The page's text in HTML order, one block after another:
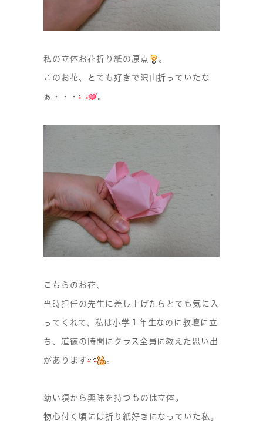
私の立体お花折り紙の原点 。
このお花、とても好きで沢山折っていたな
ぁ・・・ 。
こちらのお花、
当時担任の先生に差し上げたらとても気に入
ってくれて、私は小学１年生なのに教壇に立
ち、道徳の時間にクラス全員に教えた思い出
があります 。
幼い頃から興味を持つものは立体。
物心付く頃には折り紙好きになっていた私。